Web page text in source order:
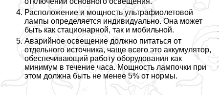
Расположение и мощность ультрафиолетовой
лампы определяется индивидуально. Она может
быть как стационарной, так и мобильной.
Аварийное освещение должно питаться от
отдельного источника, чаще всего это аккумулятор,
обеспечивающий работу оборудования как
минимум в течение часа. Мощность лампочки при
этом должна быть не менее 5% от нормы.